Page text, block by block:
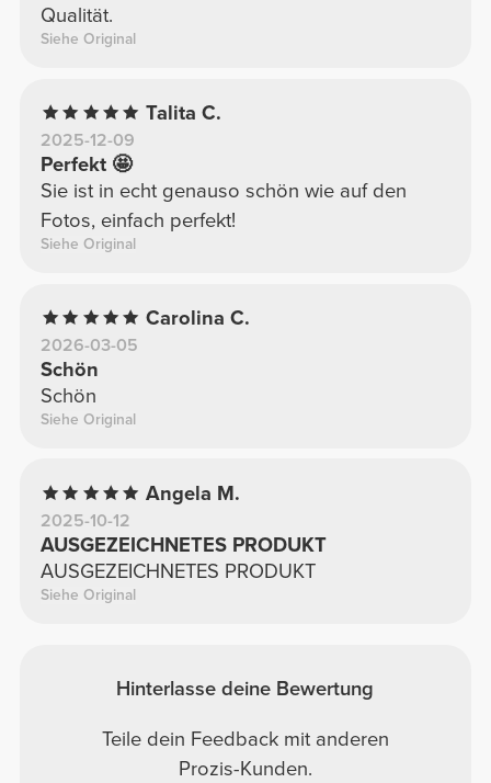
Qualität.
Siehe Original
Talita C.
2025-12-09
Perfekt 🤩
Sie ist in echt genauso schön wie auf den
Fotos, einfach perfekt!
Siehe Original
Carolina C.
2026-03-05
Schön
Schön
Siehe Original
Angela M.
2025-10-12
AUSGEZEICHNETES PRODUKT
AUSGEZEICHNETES PRODUKT
Siehe Original
Hinterlasse deine Bewertung
Teile dein Feedback mit anderen
Prozis-Kunden.